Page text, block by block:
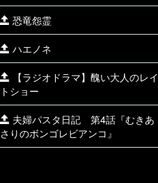
恐竜怨霊
ハエノネ
【ラジオドラマ】醜い大人のレイ
トショー
夫婦パスタ日記 第4話『むきあ
さりのボンゴレビアンコ』